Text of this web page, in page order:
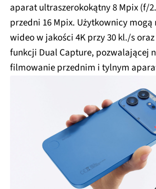
aparat ultraszerokokątny 8 Mpix (f/
przedni 16 Mpix. Użytkownicy
wideo w jakości 4K przy 30 kl./s
funkcji Dual Capture, pozwalającej
filmowanie przednim i tylnym